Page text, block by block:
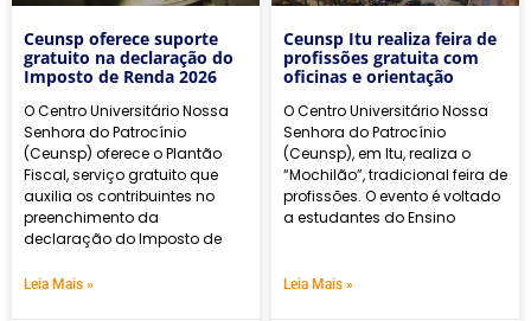
Ceunsp oferece suporte
gratuito na declaração do
Imposto de Renda 2026
O Centro Universitário Nossa
Senhora do Patrocínio
(Ceunsp) oferece o Plantão
Fiscal, serviço gratuito que
auxilia os contribuintes no
preenchimento da
declaração do Imposto de
Leia Mais »
Ceunsp Itu realiza feira de
profissões gratuita com
oficinas e orientação
O Centro Universitário Nossa
Senhora do Patrocínio
(Ceunsp), em Itu, realiza o
“Mochilão”, tradicional feira de
profissões. O evento é voltado
a estudantes do Ensino
Leia Mais »